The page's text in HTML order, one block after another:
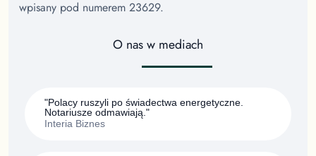
wpisany pod numerem 23629.
O nas w mediach
"Polacy ruszyli po świadectwa energetyczne.
Notariusze odmawiają."
Interia Biznes